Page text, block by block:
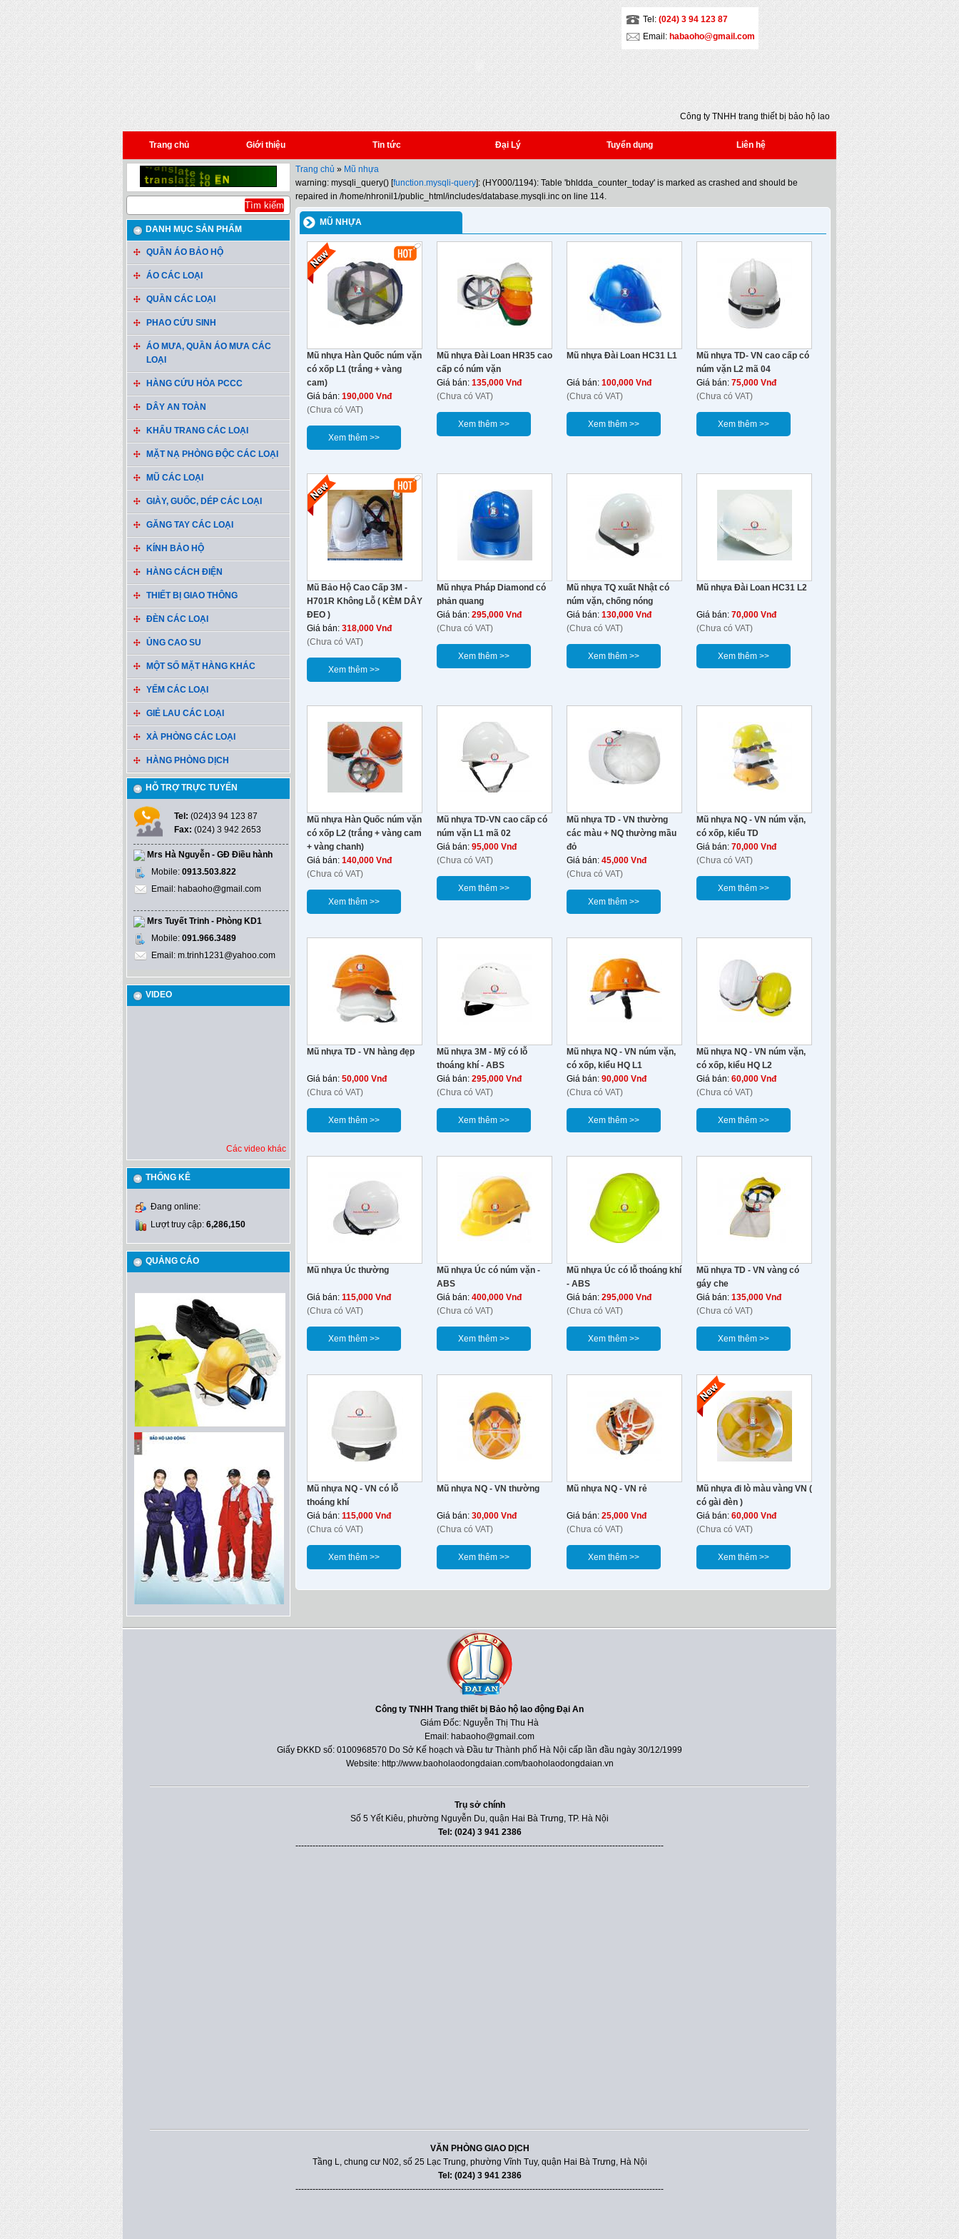
Tel: (024) 3 94 123 87
Email: habaoho@gmail.com
Công ty TNHH trang thiết bị bảo hộ lao động
Đại An - Địa chỉ: Số 5 - Yết Kiêu - Quận Hai
Bà Trưng - Hà Nội - Tel: (024) 3 941 2386 *
Fax: (024) 3 941 2386 * Email:
Trang chủ Giới thiệu Tin tức Đại Lý Tuyển dụng Liên hệ
DANH MỤC SẢN PHẨM
QUẦN ÁO BẢO HỘ
ÁO CÁC LOẠI
QUẦN CÁC LOẠI
PHAO CỨU SINH
ÁO MƯA, QUẦN ÁO MƯA CÁC
LOẠI
HÀNG CỨU HỎA PCCC
DÂY AN TOÀN
KHẨU TRANG CÁC LOẠI
MẶT NẠ PHÒNG ĐỘC CÁC LOẠI
MŨ CÁC LOẠI
GIÀY, GUỐC, DÉP CÁC LOẠI
GĂNG TAY CÁC LOẠI
KÍNH BẢO HỘ
HÀNG CÁCH ĐIỆN
THIẾT BỊ GIAO THÔNG
ĐÈN CÁC LOẠI
ỦNG CAO SU
MỘT SỐ MẶT HÀNG KHÁC
YẾM CÁC LOẠI
GIẺ LAU CÁC LOẠI
XÀ PHÒNG CÁC LOẠI
HÀNG PHÒNG DỊCH
HỖ TRỢ TRỰC TUYẾN
Tel: (024)3 94 123 87
Fax: (024) 3 942 2653
Mrs Hà Nguyễn - GĐ Điều hành
Mobile: 0913.503.822
Email: habaoho@gmail.com
Mrs Tuyết Trinh - Phòng KD1
Mobile: 091.966.3489
Email: m.trinh1231@yahoo.com
VIDEO
Các video khác
THỐNG KÊ
Đang online:
Lượt truy cập: 6,286,150
QUẢNG CÁO
Trang chủ » Mũ nhựa
warning: mysqli_query() [function.mysqli-query]: (HY000/1194): Table 'bhldda_counter_today' is marked as crashed and should be
repaired in /home/nhronil1/public_html/includes/database.mysqli.inc on line 114.
MŨ NHỰA
Mũ nhựa Hàn Quốc núm vặn
có xốp L1 (trắng + vàng
cam)
Giá bán: 190,000 Vnđ
(Chưa có VAT)
Xem thêm >>
Mũ nhựa Đài Loan HR35 cao
cấp có núm vặn
Giá bán: 135,000 Vnđ
(Chưa có VAT)
Xem thêm >>
Mũ nhựa Đài Loan HC31 L1
Giá bán: 100,000 Vnđ
(Chưa có VAT)
Xem thêm >>
Mũ nhựa TD- VN cao cấp có
núm vặn L2 mã 04
Giá bán: 75,000 Vnđ
(Chưa có VAT)
Xem thêm >>
Mũ Bảo Hộ Cao Cấp 3M -
H701R Không Lỗ ( KÈM DÂY
ĐEO )
Giá bán: 318,000 Vnđ
(Chưa có VAT)
Xem thêm >>
Mũ nhựa Pháp Diamond có
phản quang
Giá bán: 295,000 Vnđ
(Chưa có VAT)
Xem thêm >>
Mũ nhựa TQ xuất Nhật có
núm vặn, chống nóng
Giá bán: 130,000 Vnđ
(Chưa có VAT)
Xem thêm >>
Mũ nhựa Đài Loan HC31 L2
Giá bán: 70,000 Vnđ
(Chưa có VAT)
Xem thêm >>
Mũ nhựa Hàn Quốc núm vặn
có xốp L2 (trắng + vàng cam
+ vàng chanh)
Giá bán: 140,000 Vnđ
(Chưa có VAT)
Xem thêm >>
Mũ nhựa TD-VN cao cấp có
núm vặn L1 mã 02
Giá bán: 95,000 Vnđ
(Chưa có VAT)
Xem thêm >>
Mũ nhựa TD - VN thường
các màu + NQ thường mầu
đỏ
Giá bán: 45,000 Vnđ
(Chưa có VAT)
Xem thêm >>
Mũ nhựa NQ - VN núm vặn,
có xốp, kiểu TD
Giá bán: 70,000 Vnđ
(Chưa có VAT)
Xem thêm >>
Mũ nhựa TD - VN hàng đẹp
Giá bán: 50,000 Vnđ
(Chưa có VAT)
Xem thêm >>
Mũ nhựa 3M - Mỹ có lỗ
thoáng khí - ABS
Giá bán: 295,000 Vnđ
(Chưa có VAT)
Xem thêm >>
Mũ nhựa NQ - VN núm vặn,
có xốp, kiểu HQ L1
Giá bán: 90,000 Vnđ
(Chưa có VAT)
Xem thêm >>
Mũ nhựa NQ - VN núm vặn,
có xốp, kiểu HQ L2
Giá bán: 60,000 Vnđ
(Chưa có VAT)
Xem thêm >>
Mũ nhựa Úc thường
Giá bán: 115,000 Vnđ
(Chưa có VAT)
Xem thêm >>
Mũ nhựa Úc có núm vặn -
ABS
Giá bán: 400,000 Vnđ
(Chưa có VAT)
Xem thêm >>
Mũ nhựa Úc có lỗ thoáng khí
- ABS
Giá bán: 295,000 Vnđ
(Chưa có VAT)
Xem thêm >>
Mũ nhựa TD - VN vàng có
gáy che
Giá bán: 135,000 Vnđ
(Chưa có VAT)
Xem thêm >>
Mũ nhựa NQ - VN có lỗ
thoáng khí
Giá bán: 115,000 Vnđ
(Chưa có VAT)
Xem thêm >>
Mũ nhựa NQ - VN thường
Giá bán: 30,000 Vnđ
(Chưa có VAT)
Xem thêm >>
Mũ nhựa NQ - VN rẻ
Giá bán: 25,000 Vnđ
(Chưa có VAT)
Xem thêm >>
Mũ nhựa đi lò màu vàng VN (
có gài đèn )
Giá bán: 60,000 Vnđ
(Chưa có VAT)
Xem thêm >>
Công ty TNHH Trang thiết bị Bảo hộ lao động Đại An
Giám Đốc: Nguyễn Thị Thu Hà
Email: habaoho@gmail.com
Giấy ĐKKD số: 0100968570 Do Sở Kế hoạch và Đầu tư Thành phố Hà Nội cấp lần đầu ngày 30/12/1999
Website: http://www.baoholaodongdaian.com/baoholaodongdaian.vn
Trụ sở chính
Số 5 Yết Kiêu, phường Nguyễn Du, quận Hai Bà Trưng, TP. Hà Nội
Tel: (024) 3 941 2386
---------------------------------------------------------------------------------------------------------------------------------
VĂN PHÒNG GIAO DỊCH
Tầng L, chung cư N02, số 25 Lạc Trung, phường Vĩnh Tuy, quận Hai Bà Trưng, Hà Nội
Tel: (024) 3 941 2386
---------------------------------------------------------------------------------------------------------------------------------